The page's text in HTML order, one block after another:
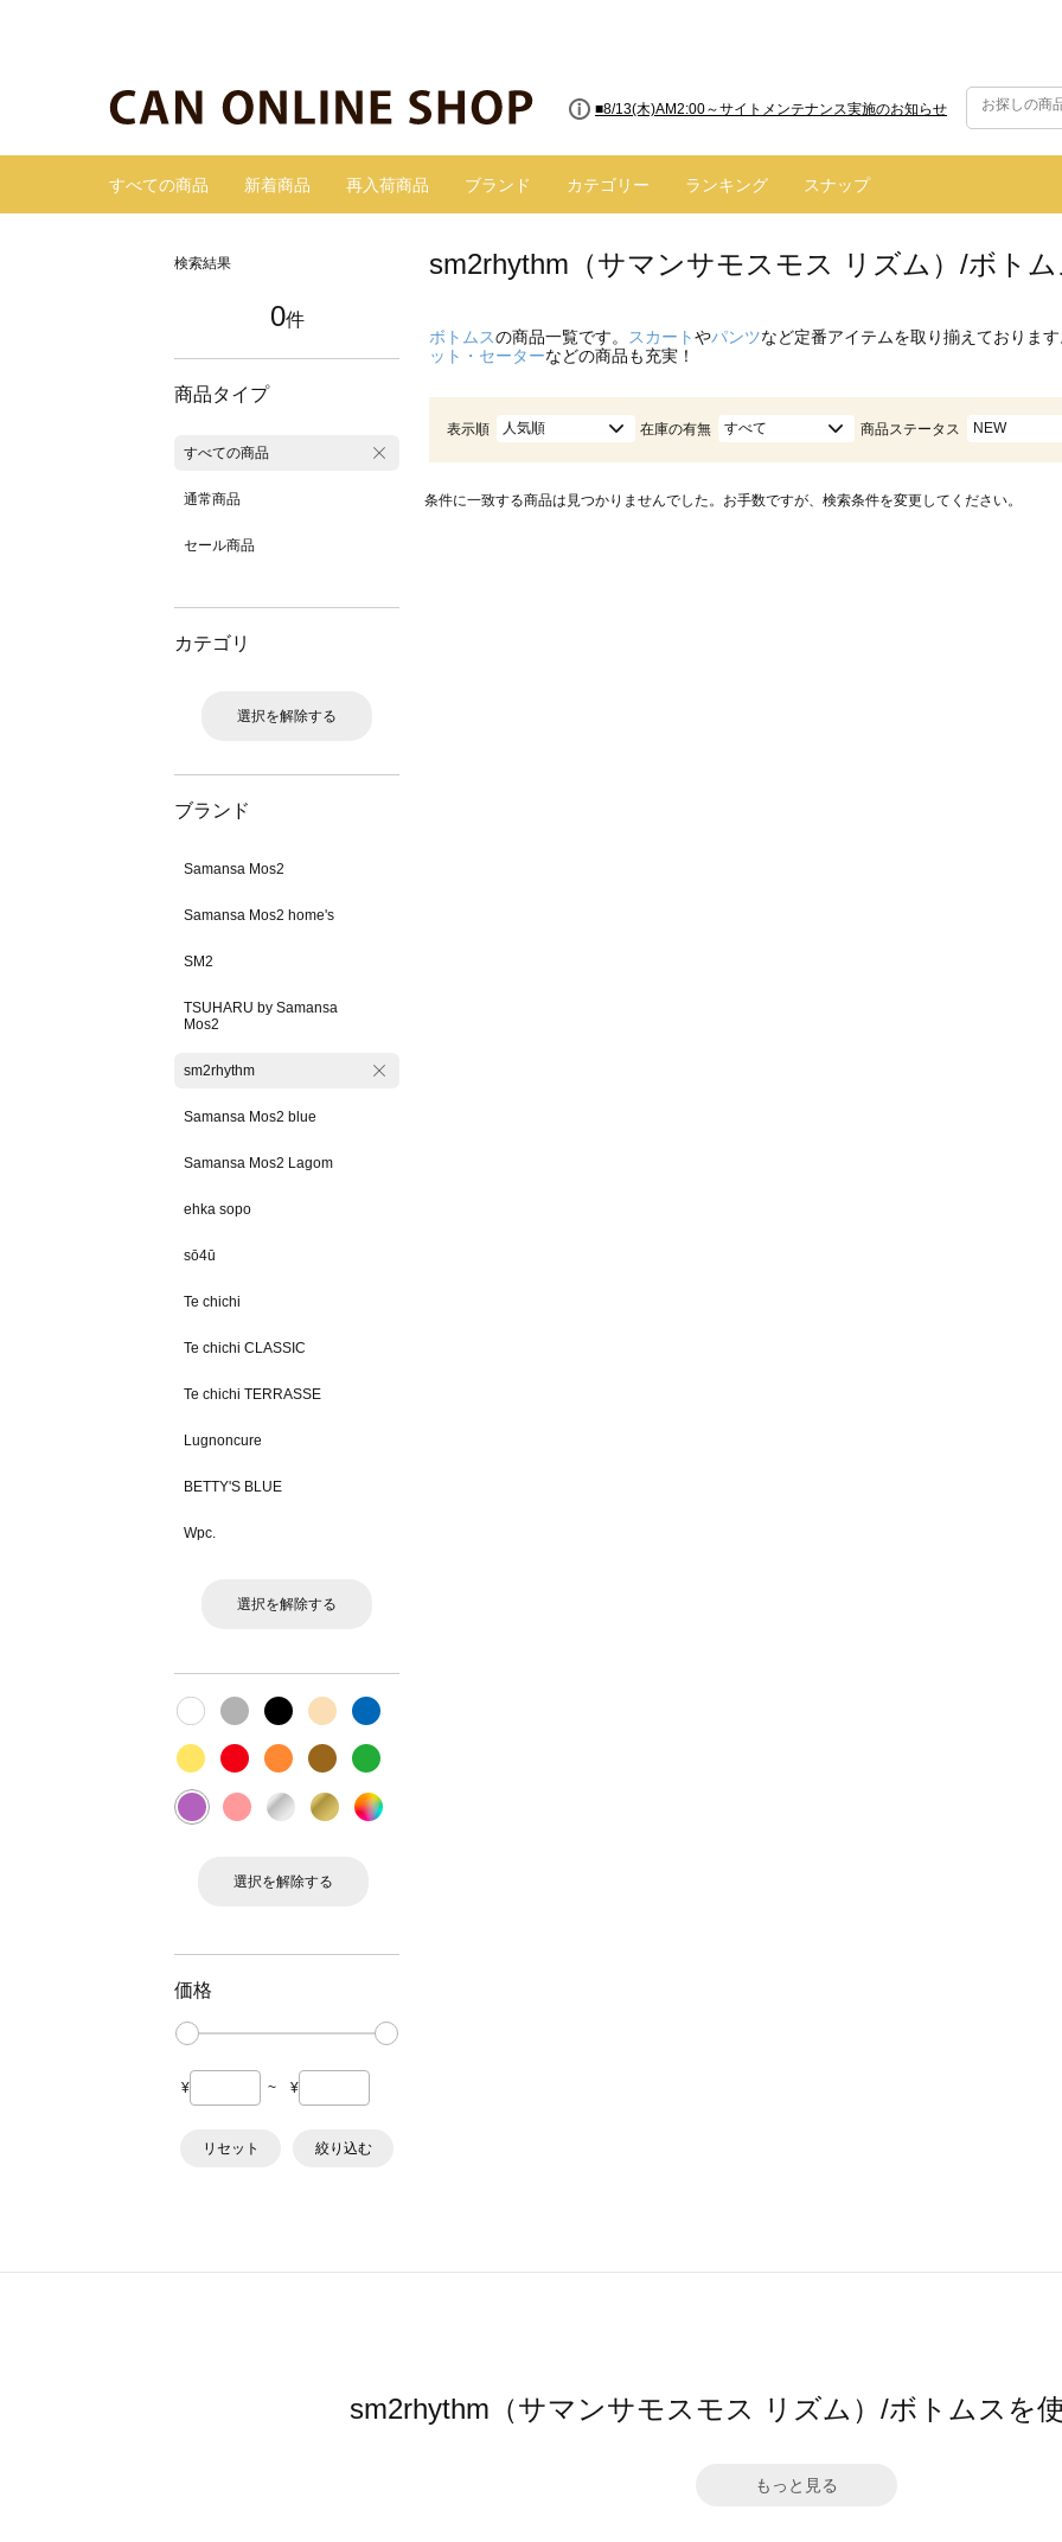
■8/13(木)AM2:00～サイトメンテナンス実施のお知らせ
すべての商品 新着商品 再入荷商品 ブランド カテゴリー ランキング スナップ
検索結果
0件
商品タイプ
すべての商品
通常商品
セール商品
カテゴリ
選択を解除する
ブランド
Samansa Mos2
Samansa Mos2 home's
SM2
TSUHARU by Samansa
Mos2
sm2rhythm
Samansa Mos2 blue
Samansa Mos2 Lagom
ehka sopo
sō4ū
Te chichi
Te chichi CLASSIC
Te chichi TERRASSE
Lugnoncure
BETTY'S BLUE
Wpc.
選択を解除する
選択を解除する
価格
¥ ~ ¥
リセット 絞り込む
sm2rhythm（サマンサモスモス リズム）/ボトム
ボトムスの商品一覧です。 スカートやパンツなど定番アイテムを取り揃えておりま
ット・セーターなどの商品も充実！
表示順 人気順 在庫の有無 すべて 商品ステータス NEW
条件に一致する商品は見つかりませんでした。お手数ですが、検索条件を変更してください。
sm2rhythm（サマンサモスモス リズム）/ボトムスを
もっと見る